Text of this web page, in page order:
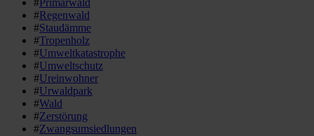
#Primärwald
#Regenwald
#Staudämme
#Tropenholz
#Umweltkatastrophe
#Umweltschutz
#Ureinwohner
#Urwaldpark
#Wald
#Zerstörung
#Zwangsumsiedlungen